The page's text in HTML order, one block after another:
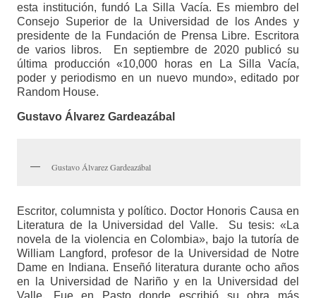
esta institución, fundó La Silla Vacía. Es miembro del
Consejo Superior de la Universidad de los Andes y
presidente de la Fundación de Prensa Libre. Escritora
de varios libros. En septiembre de 2020 publicó su
última producción «10,000 horas en La Silla Vacía,
poder y periodismo en un nuevo mundo», editado por
Random House.
Gustavo Álvarez Gardeazábal
Gustavo Álvarez Gardeazábal
Escritor, columnista y político. Doctor Honoris Causa en
Literatura de la Universidad del Valle. Su tesis: «La
novela de la violencia en Colombia», bajo la tutoría de
William Langford, profesor de la Universidad de Notre
Dame en Indiana. Enseñó literatura durante ocho años
en la Universidad de Nariño y en la Universidad del
Valle. Fue en Pasto donde escribió su obra más